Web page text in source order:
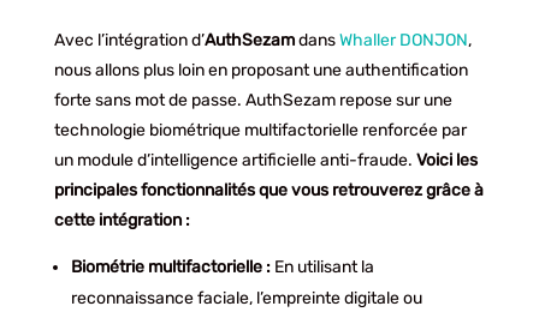
Avec l’intégration d’AuthSezamdansWhaller DONJON,
nous allons plus loin en proposant une authentification
forte sans mot de passe. AuthSezam repose sur une
technologie biométrique multifactorielle renforcée par
un module d’intelligence artificielle anti-fraude. Voici les
principales fonctionnalités que vous retrouverez grâce à
cette intégration :
Biométrie multifactorielle :En utilisant la
reconnaissance faciale, l’empreinte digitale ou